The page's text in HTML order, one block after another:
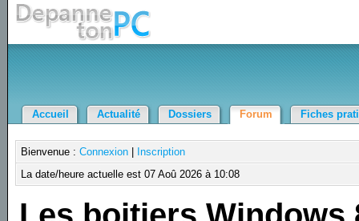
Accueil Actualité Dossiers Forum Fiches
Bienvenue :Connexion
Inscription
La date/heure actuelle est 07 Aoû 2026 à 10:08